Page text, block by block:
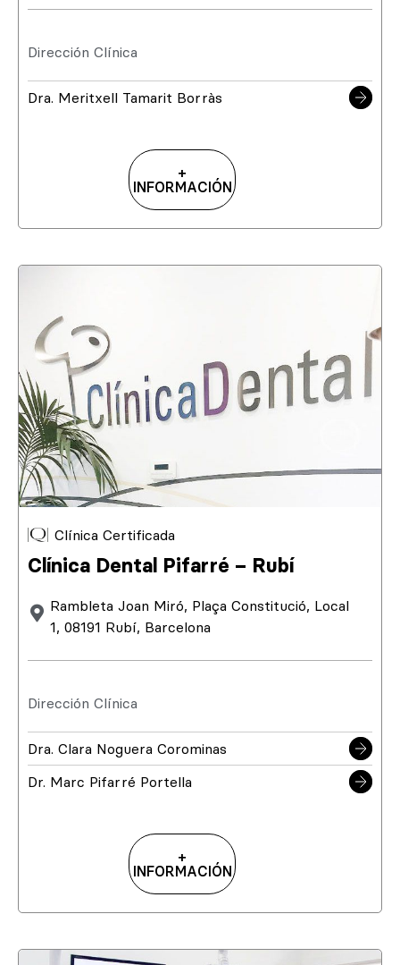
Dirección Clínica
Dra. Meritxell Tamarit Borràs
+
INFORMACIÓN
Clínica Certificada
Clínica Dental Pifarré – Rubí
Rambleta Joan Miró, Plaça Constitució, Local
1, 08191 Rubí, Barcelona
Dirección Clínica
Dra. Clara Noguera Corominas
Dr. Marc Pifarré Portella
+
INFORMACIÓN